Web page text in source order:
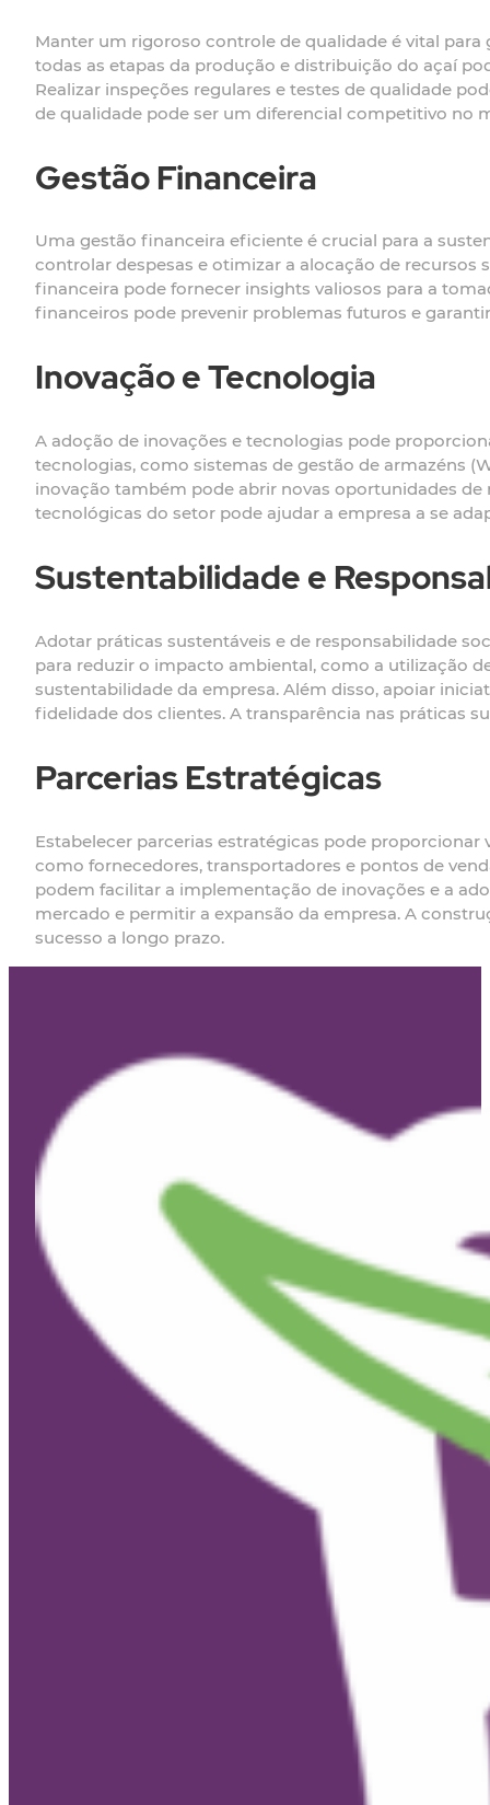
Manter um rigoroso controle de qualidade é vital
todas as etapas da produção e distribuição do açaí
Realizar inspeções regulares e testes de qualidade
de qualidade pode ser um diferencial competitivo no
Gestão Financeira
Uma gestão financeira eficiente é crucial para a
controlar despesas e otimizar a alocação de recursos
financeira pode fornecer insights valiosos para a
financeiros pode prevenir problemas futuros e
Inovação e Tecnologia
A adoção de inovações e tecnologias pode
tecnologias, como sistemas de gestão de armazéns
inovação também pode abrir novas oportunidades
tecnológicas do setor pode ajudar a empresa a se
Sustentabilidade e
Adotar práticas sustentáveis e de responsabilidade
para reduzir o impacto ambiental, como a utilização
sustentabilidade da empresa. Além disso, apoiar
fidelidade dos clientes. A transparência nas práticas
Parcerias Estratégicas
Estabelecer parcerias estratégicas pode
como fornecedores, transportadores e pontos de
podem facilitar a implementação de inovações e a
mercado e permitir a expansão da empresa. A
sucesso a longo prazo.